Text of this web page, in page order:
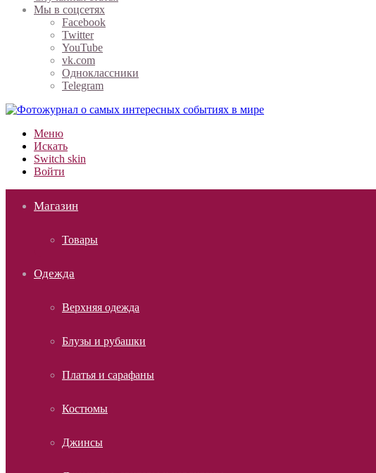
Мы в соцсетях
Facebook
Twitter
YouTube
vk.com
Одноклассники
Telegram
Меню
Искать
Switch skin
Войти
Магазин
Товары
Одежда
Верхняя одежда
Блузы и рубашки
Платья и сарафаны
Костюмы
Джинсы